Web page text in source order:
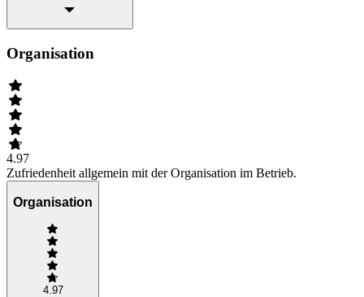
Organisation
4.97
Zufriedenheit allgemein mit der Organisation im Betrieb.
Organisation
4.97